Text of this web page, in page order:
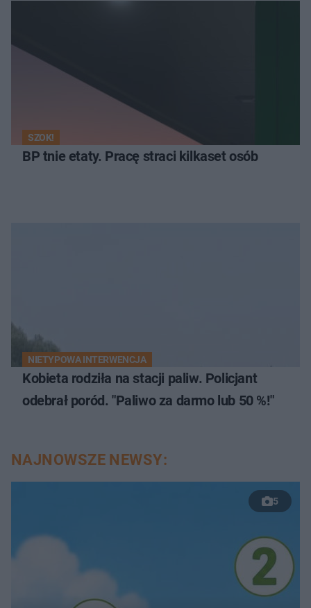
SZOK!
BP tnie etaty. Pracę straci kilkaset osób
NIETYPOWA INTERWENCJA
Kobieta rodziła na stacji paliw. Policjant
odebrał poród. "Paliwo za darmo lub 50 %!"
NAJNOWSZE NEWSY:
5